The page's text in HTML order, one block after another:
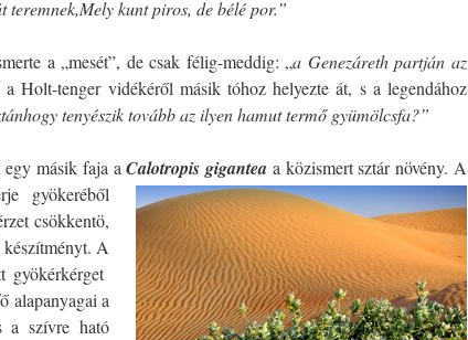
kunt piros, de bélé por.”
a „mesét”, de csak félig-meddig: „a Genezáreth partján az
a Holt-tenger vidékéről másik tóhoz helyezte át, s a legendához
tenyészik tovább az ilyen hamut termő gyümölcsfa?”
egy másik faja aCalotropis gigantea a közismert sztár növény. A
gyökeréből
csökkentö,
A
gyökérkérget
alapanyagai a
a szívre ható